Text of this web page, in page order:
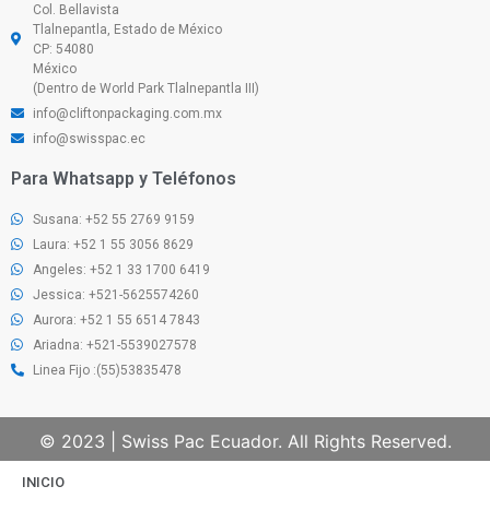
Col. Bellavista
Tlalnepantla, Estado de México
CP: 54080
México
(Dentro de World Park Tlalnepantla III)
info@cliftonpackaging.com.mx
info@swisspac.ec
Para Whatsapp y Teléfonos
Susana: +52 55 2769 9159
Laura: +52 1 55 3056 8629
Angeles: +52 1 33 1700 6419
Jessica: +521-5625574260
Aurora: +52 1 55 6514 7843
Ariadna: +521-5539027578
Linea Fijo :(55)53835478
INICIO
© 2023 | Swiss Pac Ecuador. All Rights Reserved.